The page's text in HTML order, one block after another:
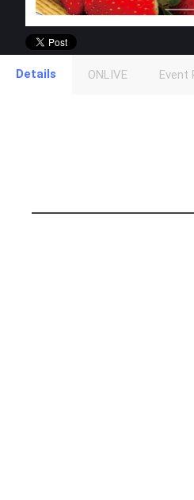
Level
Throw gifts to the stage and
First, try throwing free Stars
(available from 1 JPY)! When
To cheer on performers, you
To send performers paid items,
Details ONLIVE Event